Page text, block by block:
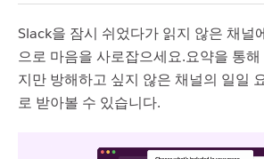
Slack을 잠시 쉬었다가 읽지 않은 채널
으로 마음을 사로잡으세요.요약을 통
지만 방해하고 싶지 않은 채널의 일일
로 받아볼 수 있습니다.